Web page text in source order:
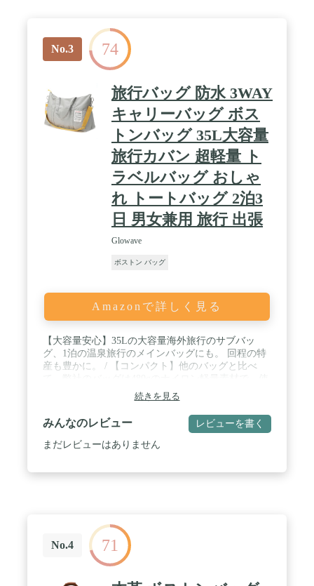
No.3 74
旅行バッグ 防水 3WAY
キャリーバッグ ボス
トンバッグ 35L大容量
旅行カバン 超軽量 ト
ラベルバッグ おしゃ
れ トートバッグ 2泊3
日 男女兼用 旅行 出張
Glowave
ボストン バッグ
Amazonで詳しく見る
【大容量安心】35Lの大容量海外旅行のサブバッ
グ、1泊の温泉旅行のメインバッグにも。 回程の特
産も豊かに。 / 【コンパクト】他のバッグと比べ
わない時はスーツケースに収納できます。 / 【3way
の使い方】おしゃれなキャリーバッグはスーツケー
スの上に置いて移動、バイカラーのショルダースト
ラップはショルダーバッグとして、トートバッグと
してもお使いいただけます。 ジム、ショッピングな
い物を置くことができ、取り出しやすい。 パスポー
トなどのパスケースも内蔵。
続きを見る
みんなのレビュー レビューを書く
まだレビューはありません
No.4 71